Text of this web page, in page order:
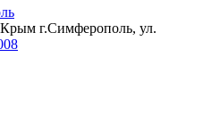
Крым г.Симферополь, ул.